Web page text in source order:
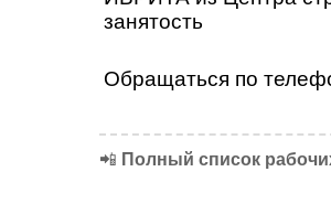
занятость
Обращаться по
📲 Полный список